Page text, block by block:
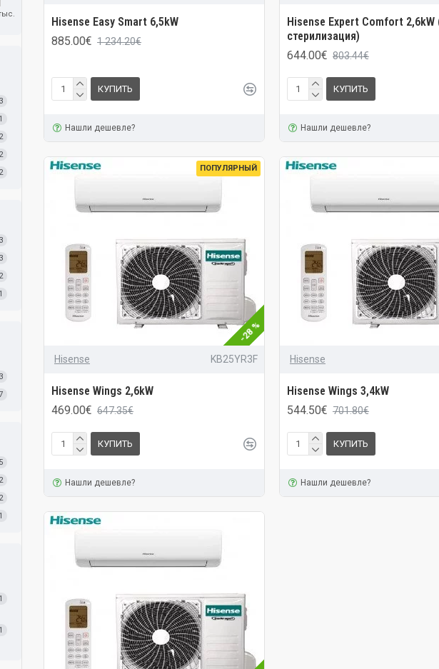
3
1
2
2
2
3
3
2
1
3
5
2
2
1
1
1
Hisense Easy Smart 6,5kW
885.00€ 1 234.20€
КУПИТЬ
Нашли дешевле?
Hisense Expert Comfort 2,6kW
стерилизация)
644.00€ 803.44€
КУПИТЬ
Нашли дешевле?
ПОПУЛЯРНЫЙ
-28 %
Hisense KB25YR3F
Hisense Wings 2,6kW
469.00€ 647.35€
КУПИТЬ
Нашли дешевле?
Hisense
Hisense Wings 3,4kW
544.50€ 701.80€
КУПИТЬ
Нашли дешевле?